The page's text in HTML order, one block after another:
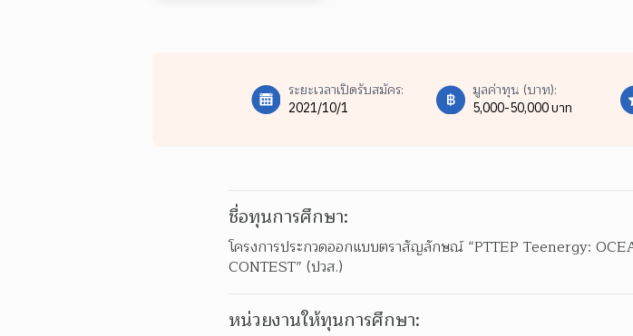
ระยะเวลาเปิดรับสมัคร:
2021/10/1
มูลค่าทุน (บาท):
5,000-50,000 บาท
ชื่อทุนการศึกษา:
โครงการประกวดออกแบบตราสัญลักษณ์ “PTTEP Teenergy:
CONTEST” (ปวส.)
หน่วยงานให้ทุนการศึกษา: